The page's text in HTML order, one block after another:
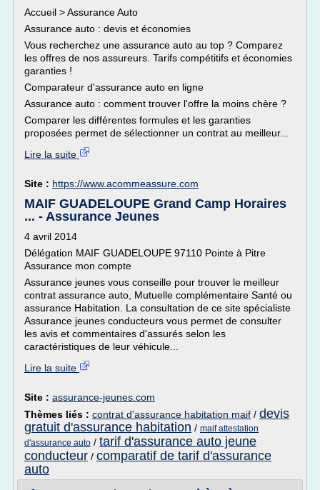
Accueil > Assurance Auto
Assurance auto : devis et économies
Vous recherchez une assurance auto au top ? Comparez
les offres de nos assureurs. Tarifs compétitifs et économies
garanties !
Comparateur d'assurance auto en ligne
Assurance auto : comment trouver l'offre la moins chère ?
Comparer les différentes formules et les garanties
proposées permet de sélectionner un contrat au meilleur...
Lire la suite
Site : https://www.acommeassure.com
MAIF GUADELOUPE Grand Camp Horaires
... - Assurance Jeunes
4 avril 2014
Délégation MAIF GUADELOUPE 97110 Pointe à Pitre
Assurance mon compte
Assurance jeunes vous conseille pour trouver le meilleur
contrat assurance auto, Mutuelle complémentaire Santé ou
assurance Habitation. La consultation de ce site spécialiste
Assurance jeunes conducteurs vous permet de consulter
les avis et commentaires d'assurés selon les
caractéristiques de leur véhicule...
Lire la suite
Site : assurance-jeunes.com
Thèmes liés : contrat d'assurance habitation maif / devis
gratuit d'assurance habitation / maif attestation
d'assurance auto / tarif d'assurance auto jeune
conducteur / comparatif de tarif d'assurance
auto